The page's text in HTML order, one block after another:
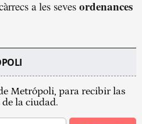
a les seves ordenances
Metrópoli, para recibir las
la ciudad.